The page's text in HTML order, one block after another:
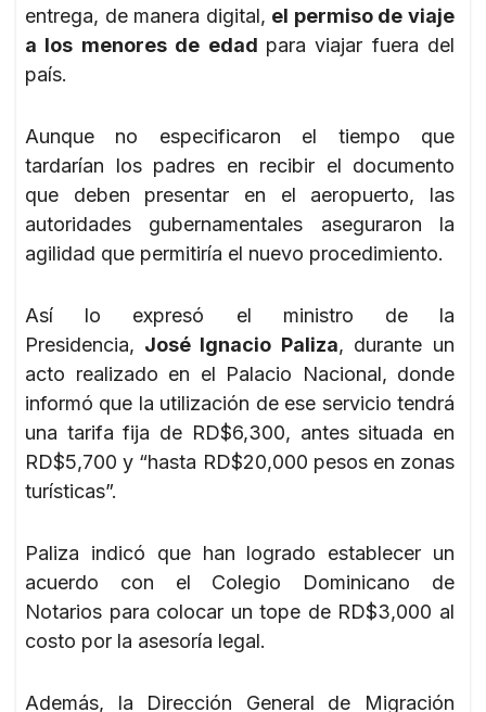
entrega, de manera digital, el permiso de viaje
a los menores de edad para viajar fuera del
país.
Aunque no especificaron el tiempo que
tardarían los padres en recibir el documento
que deben presentar en el aeropuerto, las
autoridades gubernamentales aseguraron la
agilidad que permitiría el nuevo procedimiento.
Así lo expresó el ministro de la
Presidencia, José Ignacio Paliza, durante un
acto realizado en el Palacio Nacional, donde
informó que la utilización de ese servicio tendrá
una tarifa fija de RD$6,300, antes situada en
RD$5,700 y “hasta RD$20,000 pesos en zonas
turísticas”.
Paliza indicó que han logrado establecer un
acuerdo con el Colegio Dominicano de
Notarios para colocar un tope de RD$3,000 al
costo por la asesoría legal.
Además, la Dirección General de Migración